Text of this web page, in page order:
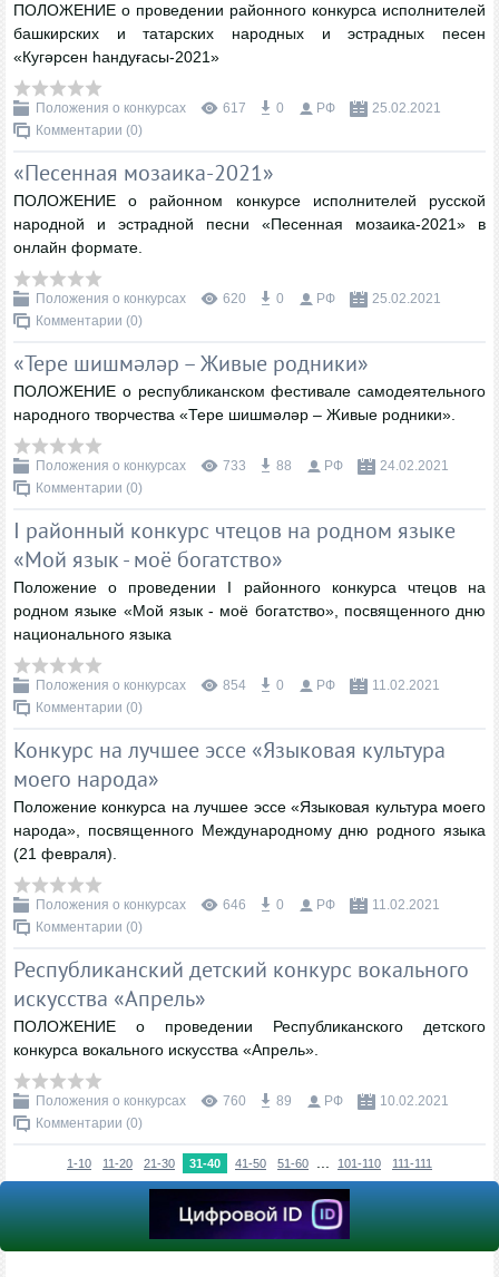
ПОЛОЖЕНИЕ о проведении районного конкурса исполнителей
башкирских и татарских народных и эстрадных песен
«Кугәрсен һандуғасы-2021»
Положения о конкурсах 617 0 РФ
25.02.2021
Комментарии (0)
«Песенная мозаика-2021»
ПОЛОЖЕНИЕ о районном конкурсе исполнителей русской
народной и эстрадной песни «Песенная мозаика-2021» в
онлайн формате.
Положения о конкурсах 620 0 РФ
25.02.2021
Комментарии (0)
«Тере шишмәләр – Живые родники»
ПОЛОЖЕНИЕ о республиканском фестивале самодеятельного
народного творчества «Тере шишмәләр – Живые родники».
Положения о конкурсах 733 88 РФ
24.02.2021
Комментарии (0)
I районный конкурс чтецов на родном языке
«Мой язык - моё богатство»
Положение о проведении I районного конкурса чтецов на
родном языке «Мой язык - моё богатство», посвященного дню
национального языка
Положения о конкурсах 854 0 РФ
11.02.2021
Комментарии (0)
Конкурс на лучшее эссе «Языковая культура
моего народа»
Положение конкурса на лучшее эссе «Языковая культура моего
народа», посвященного Международному дню родного языка
(21 февраля).
Положения о конкурсах 646 0 РФ
11.02.2021
Комментарии (0)
Республиканский детский конкурс вокального
искусства «Апрель»
ПОЛОЖЕНИЕ о проведении Республиканского детского
конкурса вокального искусства «Апрель».
Положения о конкурсах 760 89 РФ
10.02.2021
Комментарии (0)
1-10 11-20 21-30 31-40 41-50 51-60 101-110 111-111